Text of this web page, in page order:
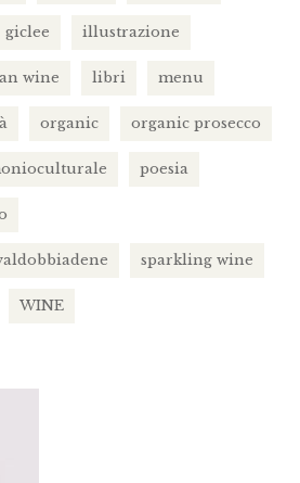
giclee illustrazione
wine libri menu
organic organic prosecco
poesia
sparkling wine
WINE